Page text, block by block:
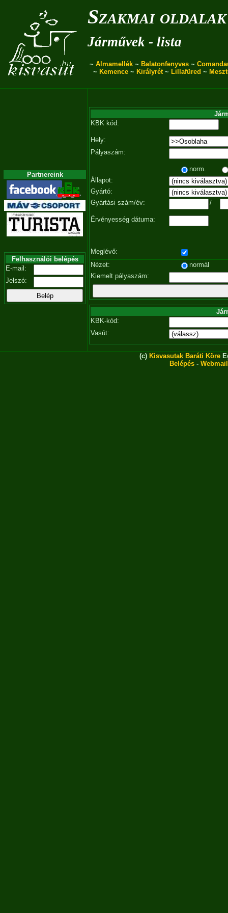
Szakmai oldalak
Járművek - lista
~ Almamellék ~ Balatonfenyves ~
~ Kemence~ Királyrét~ Lillafüred ~
Partnereink
Felhasználói belépés
E-mail:
Jelszó:
KBK kód:
Hely:
Pályaszám:
norm.
Állapot:
Gyártó:
Gyártási szám/év:
/
Érvényesség dátuma:
Meglévő:
Nézet:
normál
Kiemelt pályaszám:
KBK-kód:
Vasút:
(c) Kisvasutak Baráti Köre
Belépés - Webmail